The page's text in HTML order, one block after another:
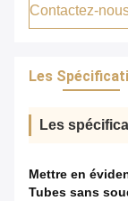
Contactez-
Les
Les
Mettre en
Tubes sans